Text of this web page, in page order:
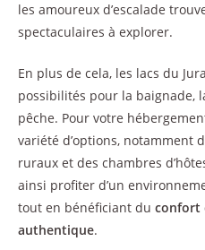
les amoureux d’escalade
spectaculaires à explorer.
En plus de cela, les lacs du
possibilités pour la baignade,
pêche. Pour votre
variété d’options, notamment
ruraux et des chambres
ainsi profiter d’un
tout en bénéficiant du confort
authentique.